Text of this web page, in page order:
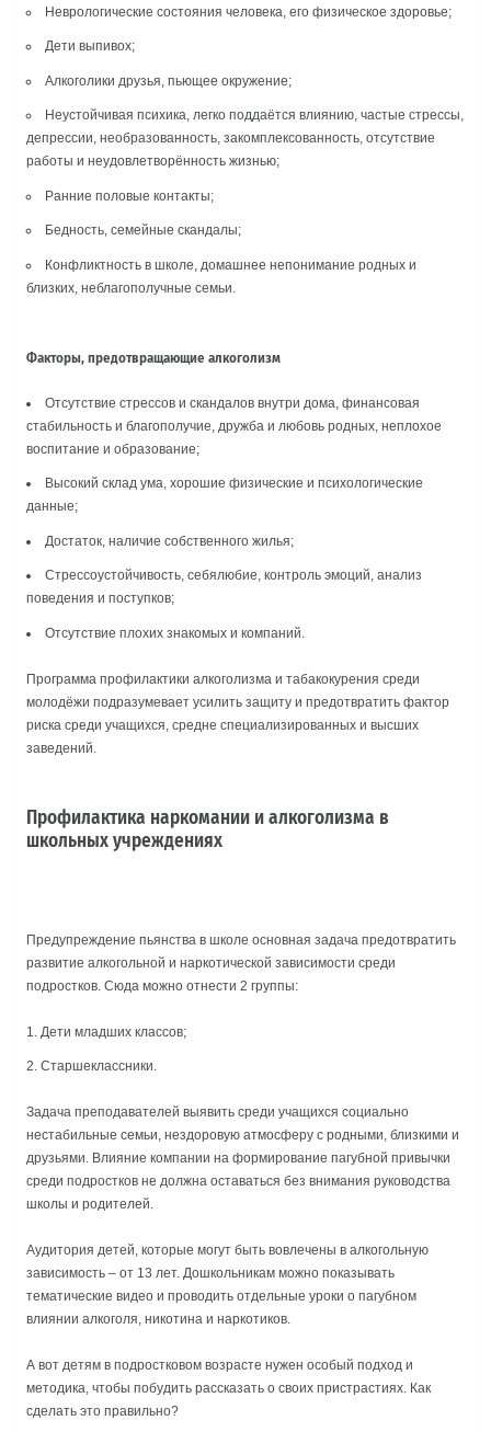
Неврологические состояния человека, его физическое здоровье;
Дети выпивох;
Алкоголики друзья, пьющее окружение;
Неустойчивая психика, легко поддаётся влиянию, частые стрессы,
депрессии, необразованность, закомплексованность, отсутствие
работы и неудовлетворённость жизнью;
Ранние половые контакты;
Бедность, семейные скандалы;
Конфликтность в школе, домашнее непонимание родных и
близких, неблагополучные семьи.
Факторы, предотвращающие алкоголизм
Отсутствие стрессов и скандалов внутри дома, финансовая
стабильность и благополучие, дружба и любовь родных, неплохое
воспитание и образование;
Высокий склад ума, хорошие физические и психологические
данные;
Достаток, наличие собственного жилья;
Стрессоустойчивость, себялюбие, контроль эмоций, анализ
поведения и поступков;
Отсутствие плохих знакомых и компаний.
Программа профилактики алкоголизма и табакокурения среди
молодёжи подразумевает усилить защиту и предотвратить фактор
риска среди учащихся, средне специализированных и высших
заведений.
Профилактика наркомании и алкоголизма в
школьных учреждениях
Предупреждение пьянства в школе основная задача предотвратить
развитие алкогольной и наркотической зависимости среди
подростков. Сюда можно отнести 2 группы:
Дети младших классов;
Старшеклассники.
Задача преподавателей выявить среди учащихся социально
нестабильные семьи, нездоровую атмосферу с родными, близкими и
друзьями. Влияние компании на формирование пагубной привычки
среди подростков не должна оставаться без внимания руководства
школы и родителей.
Аудитория детей, которые могут быть вовлечены в алкогольную
зависимость – от 13 лет. Дошкольникам можно показывать
тематические видео и проводить отдельные уроки о пагубном
влиянии алкоголя, никотина и наркотиков.
А вот детям в подростковом возрасте нужен особый подход и
методика, чтобы побудить рассказать о своих пристрастиях. Как
сделать это правильно?